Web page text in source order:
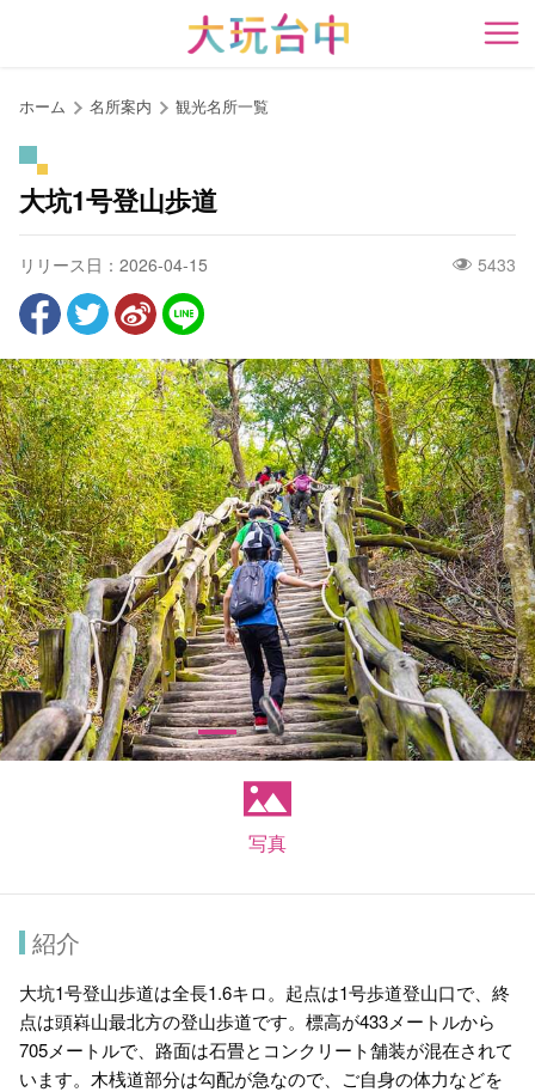
る
開
ホーム 名所案内 観光名所一覧
大坑1号登山歩道
リリース日：2026-04-15 5433
写真
紹介
大坑1号登山歩道は全長1.6キロ。起点は1号歩道登山口で、終
点は頭嵙山最北方の登山歩道です。標高が433メートルから
705メートルで、路面は石畳とコンクリート舗装が混在されて
います。木桟道部分は勾配が急なので、ご自身の体力などを